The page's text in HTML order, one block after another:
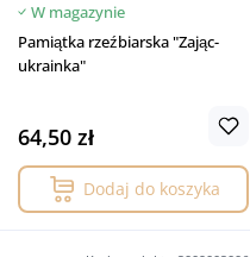
W magazynie
Pamiątka rzeźbiarska "Zając-
ukrainka"
64,50 zł
Dodaj do koszyka